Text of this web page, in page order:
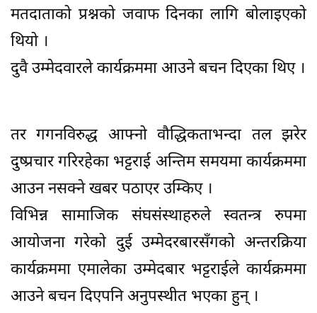
मतदाताको प्रश्नको जवाफ दिनका लागि बोलाइएको
थियो ।
दुवै उम्मेदवारले कार्यक्रममा आउने बचन दिएका थिए ।
तर गगनविरुद्ध आफ्नो वौद्धिकताभन्दा तल झरेर
दुष्प्रचार गरिरहेका भट्टराई अन्तिम समयमा कार्यक्रममा
आउन नसक्ने खबर पठाएर उम्किए ।
विभिन्न सामाजिक संघसंस्थाहरुले स्वतन्त्र रुपमा
आयोजना गरेको दुई उम्मेदरबारसँगको अन्तरक्रिया
कार्यक्रममा एमालेका उम्मेदबार भट्टराईले कार्यक्रममा
आउने बचन दिएपनि अनुपस्थीत भएका हुन् ।